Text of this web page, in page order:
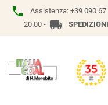
phone Assistenza: +39 090 67
20.00 - local_shipping